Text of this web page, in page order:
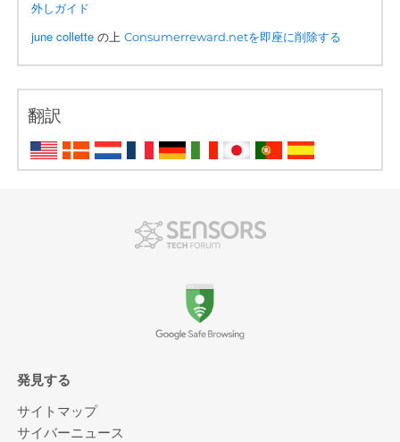
外しガイド
june collette の上Consumerreward.netを即座に削除する
翻訳
発見する
サイトマップ
サイバーニュース